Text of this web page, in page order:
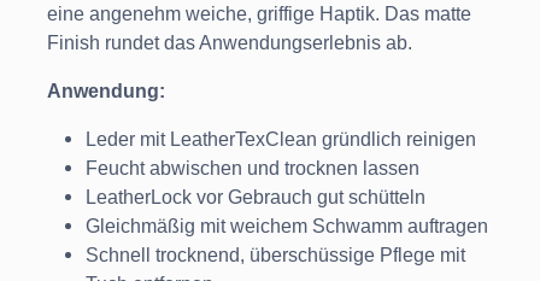
eine angenehm weiche, griffige Haptik. Das matte
Finish rundet das Anwendungserlebnis ab.
Anwendung:
Leder mit LeatherTexClean gründlich reinigen
Feucht abwischen und trocknen lassen
LeatherLock vor Gebrauch gut schütteln
Gleichmäßig mit weichem Schwamm auftragen
Schnell trocknend, überschüssige Pflege mit